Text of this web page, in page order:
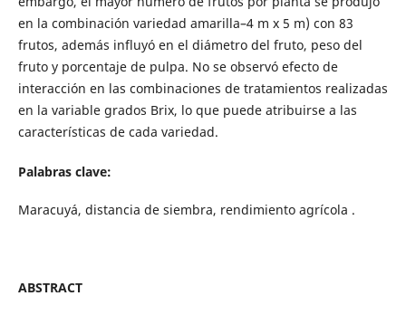
en la combinación variedad amarilla–4 m x 5 m) con 83
frutos, además influyó en el diámetro del fruto, peso del
fruto y porcentaje de pulpa. No se observó efecto de
interacción en las combinaciones de tratamientos realizadas
en la variable grados Brix, lo que puede atribuirse a las
características de cada variedad.
Palabras clave:
Maracuyá, distancia de siembra, rendimiento agrícola .
ABSTRACT